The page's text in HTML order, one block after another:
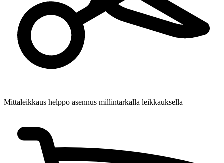
Mittaleikkaus helppo asennus millintarkalla leikkauksella